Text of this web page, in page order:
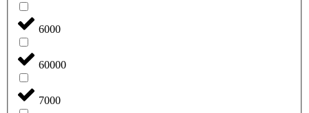
6000
60000
7000